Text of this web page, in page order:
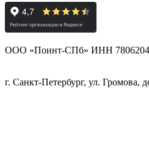
ООО «Поинт-СПб» ИНН
г. Санкт-Петербург, ул. Громова,